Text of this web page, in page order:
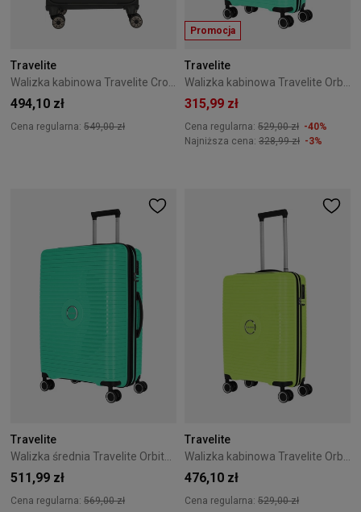
Travelite
494,10 zł
Cena regularna: 549,00 zł
Promocja
Travelite
315,99 zł
Cena regularna: 529,00 zł -40%
Najniższa cena: 328,99 zł -3%
Travelite
511,99 zł
Cena regularna: 569,00 zł
Travelite
476,10 zł
Cena regularna: 529,00 zł